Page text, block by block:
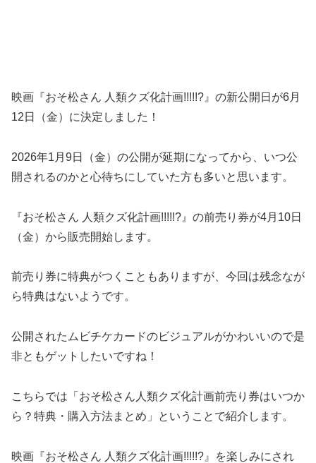
映画『おそ松さん 人類クズ化計画!!!!!?』の新公開日が6月
12日（金）に決定しました！
2026年1月9日（金）の公開が延期になってから、いつ公
開されるのかと心待ちにしていた方も多いと思います。
『おそ松さん 人類クズ化計画!!!!!?』の前売り券が4月10日
（金）から販売開始します。
前売り券に特典がつくこともありますが、今回は残念なが
ら特典はないようです。
公開されたムビチケカードのビジュアルがかわいいので是
非ともゲットしたいですね！
こちらでは「おそ松さん人類クズ化計画前売り券はいつか
ら？特典・購入方法まとめ」ということで紹介します。
映画『おそ松さん 人類クズ化計画!!!!!?』を楽しみにされ